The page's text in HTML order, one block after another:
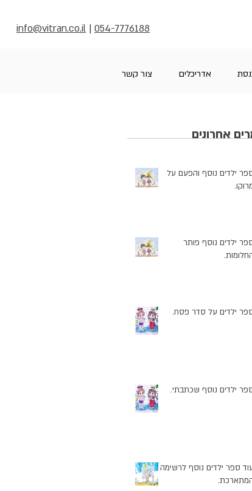
info@vitran.co.il | 054-7776188
אדריכלים צור קשר
אחרונים
ילדים נוסף והפעם על
ילדים נוסף פותר
ילדים על סדר פסח.
ילדים נוסף שכתבתי.
ספר ילדים נוסף לרשימה